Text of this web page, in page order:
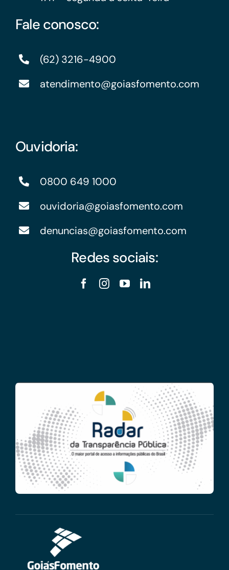
Fale conosco:
(62) 3216-4900
atendimento@goiasfomento.com
Ouvidoria:
0800 649 1000
ouvidoria@goiasfomento.com
denuncias@goiasfomento.com
Redes sociais: